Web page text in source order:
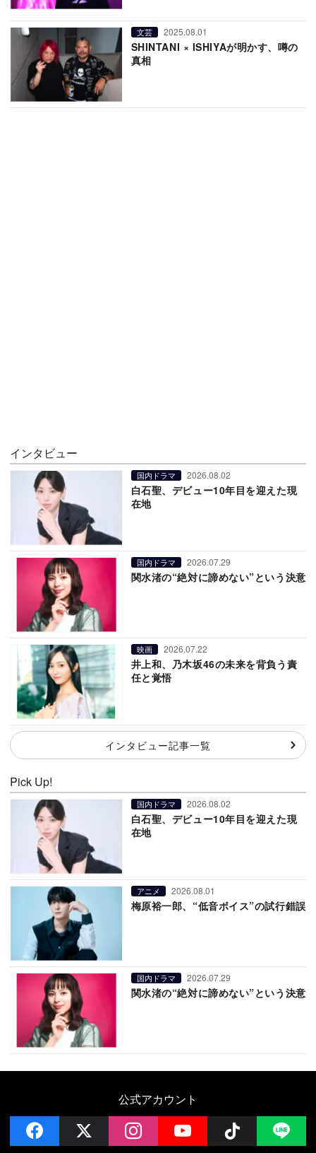
文芸 2025.08.01
SHINTANI × ISHIYAが明かす、噂の
真相
インタビュー
国内ドラマ 2026.08.02
白石聖、デビュー10年目を迎えた現
在地
国内ドラマ 2026.07.29
関水渚の“絶対に諦めない”という決意
映画 2026.07.22
井上和、乃木坂46の未来を背負う責
任と覚悟
インタビュー記事一覧
Pick Up!
国内ドラマ 2026.08.02
白石聖、デビュー10年目を迎えた現
在地
アニメ 2026.08.01
梅原裕一郎、“低音ボイス”の試行錯誤
国内ドラマ 2026.07.29
関水渚の“絶対に諦めない”という決意
公式アカウント
facebook instagramYouTube Follow